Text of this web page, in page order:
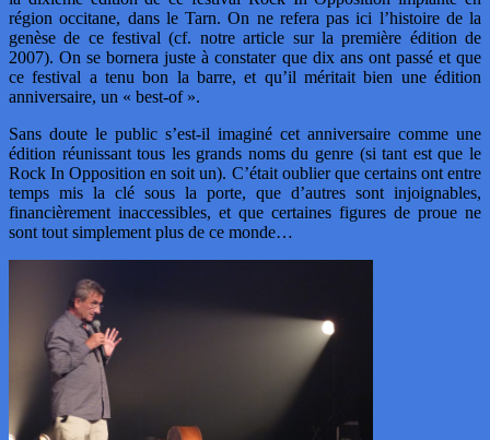
région occitane, dans le Tarn. On ne refera pas ici l’histoire de la
genèse de ce festival (cf. notre article sur la première édition de
2007). On se bornera juste à constater que dix ans ont passé et que
ce festival a tenu bon la barre, et qu’il méritait bien une édition
anniversaire, un « best-of ».
Sans doute le public s’est-il imaginé cet anniversaire comme une
édition réunissant tous les grands noms du genre (si tant est que le
Rock In Opposition en soit un). C’était oublier que certains ont entre
temps mis la clé sous la porte, que d’autres sont injoignables,
financièrement inaccessibles, et que certaines figures de proue ne
sont tout simplement plus de ce monde…